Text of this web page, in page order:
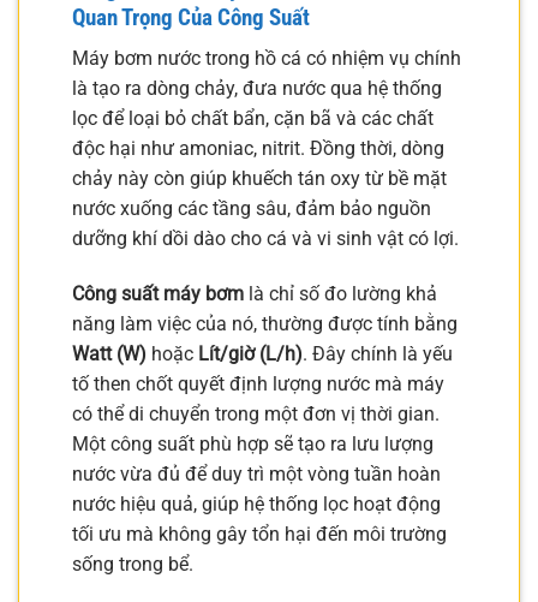
Quan Trọng Của Công Suất
Máy bơm nước trong hồ cá có nhiệm vụ chính
là tạo ra dòng chảy, đưa nước qua hệ thống
lọc để loại bỏ chất bẩn, cặn bã và các chất
độc hại như amoniac, nitrit. Đồng thời, dòng
chảy này còn giúp khuếch tán oxy từ bề mặt
nước xuống các tầng sâu, đảm bảo nguồn
dưỡng khí dồi dào cho cá và vi sinh vật có lợi.
Công suất máy bơm là chỉ số đo lường khả
năng làm việc của nó, thường được tính bằng
Watt (W) hoặc Lít/giờ (L/h). Đây chính là yếu
tố then chốt quyết định lượng nước mà máy
có thể di chuyển trong một đơn vị thời gian.
Một công suất phù hợp sẽ tạo ra lưu lượng
nước vừa đủ để duy trì một vòng tuần hoàn
nước hiệu quả, giúp hệ thống lọc hoạt động
tối ưu mà không gây tổn hại đến môi trường
sống trong bể.